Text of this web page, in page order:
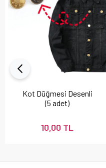
Kot Düğmesi Desenli
(5 adet)
10,00 TL